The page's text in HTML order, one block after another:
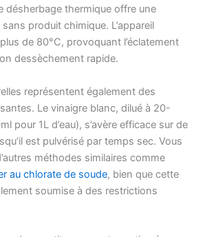
désherbage thermique offre une
produit chimique. L’appareil
de 80°C, provoquant l’éclatement
dessèchement rapide.
représentent également des
Le vinaigre blanc, dilué à 20-
pour 1L d’eau), s’avère efficace sur de
est pulvérisé par temps sec. Vous
méthodes similaires comme
au chlorate de soude, bien que cette
soumise à des restrictions